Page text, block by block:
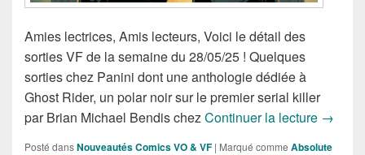
Amies lectrices, Amis lecteurs, Voici le détail des
sorties VF de la semaine du 28/05/25 ! Quelques
sorties chez Panini dont une anthologie dédiée à
Ghost Rider, un polar noir sur le premier serial killer
par Brian Michael Bendis chezContinuer la lecture →
Posté dansNouveautés Comics VO & VF | Marqué comme Absolute